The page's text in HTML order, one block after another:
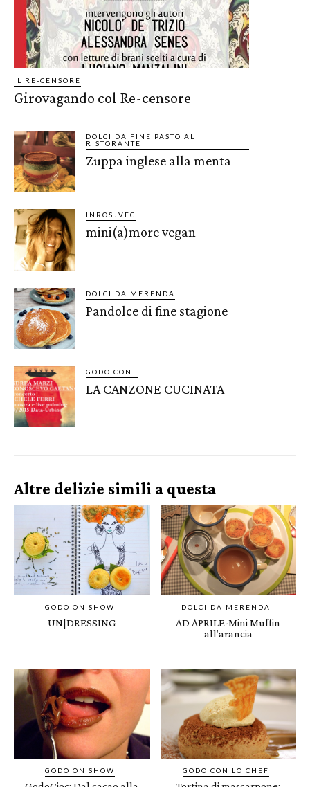
IL RE-CENSORE
Girovagando col Re-censore
DOLCI DA FINE PASTO AL
RISTORANTE
Zuppa inglese alla menta
INROSJVEG
mini(a)more vegan
DOLCI DA MERENDA
Pandolce di fine stagione
GODO CON..
LA CANZONE CUCINATA
Altre delizie simili a questa
GODO ON SHOW
UN|DRESSING
DOLCI DA MERENDA
AD APRILE-Mini Muffin
all’arancia
GODO ON SHOW GODO CON LO CHEF